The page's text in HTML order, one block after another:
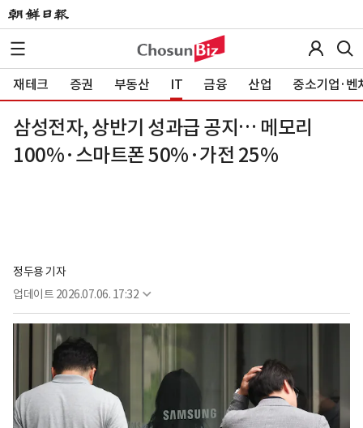
재테크 증권 부동산 IT 금융 산업 중소기업·벤
삼성전자, 상반기 성과급 공지… 메모리
100%·스마트폰 50%·가전 25%
정두용 기자
업데이트 2026.07.06. 17:32